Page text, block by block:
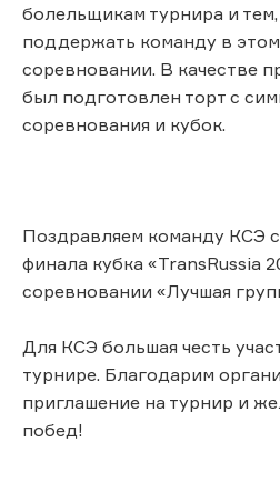
болельщикам турнира и
поддержать команду в
соревновании. В качестве
был подготовлен торт с
соревнования и кубок.
Поздравляем команду КСЭ
финала кубка «TransRussia
соревновании «Лучшая
Для КСЭ большая честь
турнире. Благодарим
приглашение на турнир и
побед!